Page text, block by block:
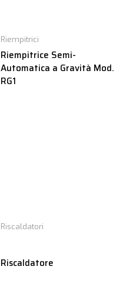
Riempitrici
Riempitrice Semi-
Automatica a Gravità Mod.
RG1
Riscaldatori
Riscaldatore